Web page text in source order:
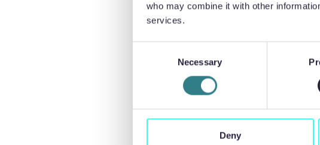
who may combine it with other
services.
Necessary
Deny
chemischen Ätzen
Metallbleche